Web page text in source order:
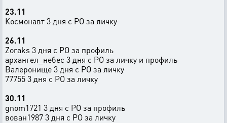
23.11
Космонавт 3 дня с РО за личку
26.11
Zoraks 3 дня с РО за профиль
архангел_небес 3 дня с РО за личку и профиль
Валеронище 3 дня с РО за личку
77755 3 дня с РО за личку
30.11
gnom1721 3 дня с РО за профиль
вован1987 3 дня с РО за личку